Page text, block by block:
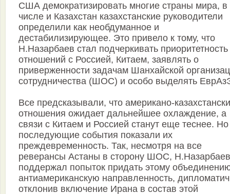
США демократизировать многие страны мира, в
числе и Казахстан казахстанские руководители
определили как необдуманное и
дестабилизирующее. Это привело к тому, что
Н.Назарбаев стал подчеркивать приоритетность
отношений с Россией, Китаем, заявлять о
приверженности задачам Шанхайской
сотрудничества (ШОС) и особо выделять
Все предсказывали, что американо-
отношения ожидает дальнейшее охлаждение, а
связи с Китаем и Россией станут еще теснее. Но
последующие события показали их
преждевременность. Так, несмотря на все
реверансы Астаны в сторону ШОС,
поддержал попыток придать этому
антиамериканскую направленность,
отклонив включение Ирана в состав этой